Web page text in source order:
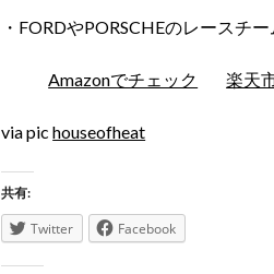
・FORDやPORSCHEのレースチ
Amazonでチェック 楽天
via pichouseofheat
共有:
Twitter Facebook